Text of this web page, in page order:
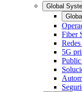
Global
Fiber
5G